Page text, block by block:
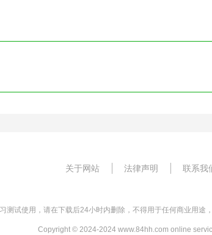
关于网站 法律声明 联系我
测试使用，请在下载后24小时内删除，不得用于任何商业用
Copyright © 2024-2024 www.84hh.com online